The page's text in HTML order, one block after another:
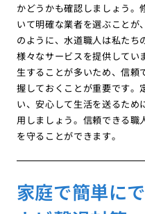
かどうかも確認しましょう。
いて明確な業者を選ぶことが
のように、水道職人は私たち
様々なサービスを提供してい
生することが多いため、信頼
握しておくことが重要です。
い、安心して生活を送るため
用しましょう。信頼できる職
を守ることができます。
家庭で簡単に